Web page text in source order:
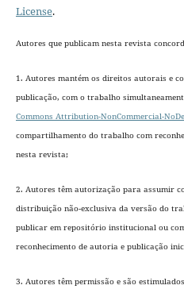
License.
Autores que publicam nesta revista
1. Autores mantém os direitos autorais e
publicação, com o trabalho
Commons Attribution-NonCommercial-
compartilhamento do trabalho com
nesta revista;
2. Autores têm autorização para assumir
distribuição não-exclusiva da versão do
publicar em repositório institucional ou
reconhecimento de autoria e publicação
3. Autores têm permissão e são